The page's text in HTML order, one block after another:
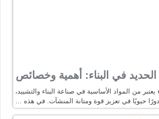
الحديد في البناء: أهمية وخصائص
يعتبر من المواد الأساسية في صناعة البناء والتشييد،
حيويًا في تعزيز قوة ومتانة المنشآت. في هذه …